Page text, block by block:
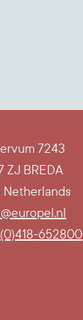
7243
ZJ BREDA
Netherlands
(0)418-652800